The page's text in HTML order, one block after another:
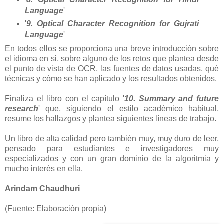
Language'
'9. Optical Character Recognition for Gujrati
Language'
En todos ellos se proporciona una breve introducción sobre
el idioma en si, sobre alguno de los retos que plantea desde
el punto de vista de OCR, las fuentes de datos usadas, qué
técnicas y cómo se han aplicado y los resultados obtenidos.
Finaliza el libro con el capítulo '10. Summary and future
research' que, siguiendo el estilo académico habitual,
resume los hallazgos y plantea siguientes líneas de trabajo.
Un libro de alta calidad pero también muy, muy duro de leer,
pensado para estudiantes e investigadores muy
especializados y con un gran dominio de la algoritmia y
mucho interés en ella.
Arindam Chaudhuri
(Fuente: Elaboración propia)